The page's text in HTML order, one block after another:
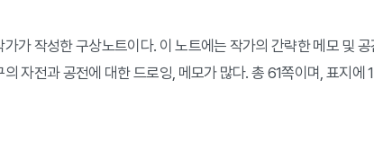
가 작성한 구상노트이다. 이 노트에는 작가의 간략한 메모 및
의 자전과 공전에 대한 드로잉, 메모가 많다. 총 61쪽이며, 표지